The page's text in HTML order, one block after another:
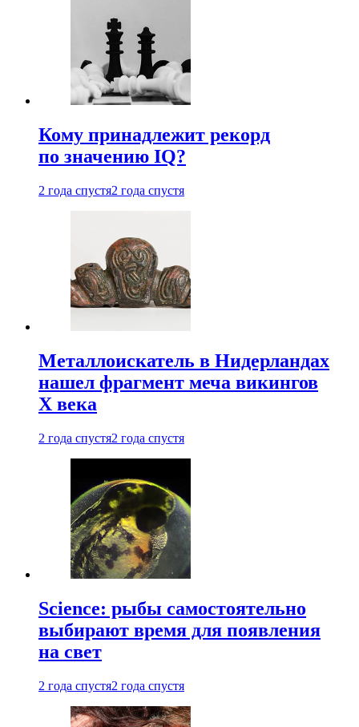
Кому принадлежит рекорд
по значению IQ?
2 года спустя2 года спустя
Металлоискатель в Нидерландах
нашел фрагмент меча викингов
X века
2 года спустя2 года спустя
Science: рыбы самостоятельно
выбирают время для появления
на свет
2 года спустя2 года спустя